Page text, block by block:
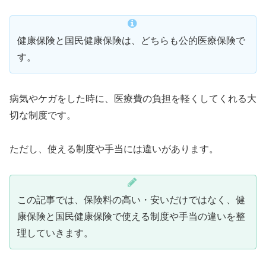
健康保険と国民健康保険は、どちらも公的医療保険で
す。
病気やケガをした時に、医療費の負担を軽くしてくれる大
切な制度です。
ただし、使える制度や手当には違いがあります。
この記事では、保険料の高い・安いだけではなく、健
康保険と国民健康保険で使える制度や手当の違いを整
理していきます。